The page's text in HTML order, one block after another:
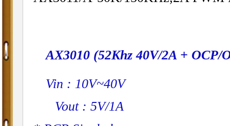
AX3010 (52Khz 40V/2A +
Vin : 10V~40V
Vout : 5V/1A